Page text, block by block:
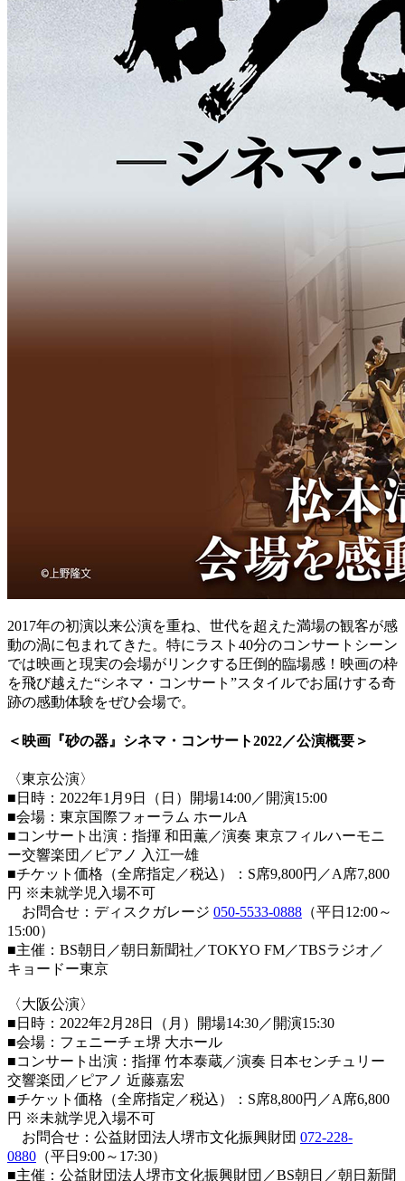
2017年の初演以来公演を重ね、世代を超えた満場の観客が感
動の渦に包まれてきた。特にラスト40分のコンサートシーン
では映画と現実の会場がリンクする圧倒的臨場感！映画の枠
を飛び越えた“シネマ・コンサート”スタイルでお届けする奇
跡の感動体験をぜひ会場で。
＜映画『砂の器』シネマ・コンサート2022／公演概要＞
〈東京公演〉
■日時：2022年1月9日（日）開場14:00／開演15:00
■会場：東京国際フォーラム ホールA
■コンサート出演：指揮 和田薫／演奏 東京フィルハーモニ
ー交響楽団／ピアノ 入江一雄
■チケット価格（全席指定／税込）：S席9,800円／A席7,800
円 ※未就学児入場不可
お問合せ：ディスクガレージ 050-5533-0888 （平日12:00～
15:00）
■主催：BS朝日／朝日新聞社／TOKYO FM／TBSラジオ／
キョードー東京
〈大阪公演〉
■日時：2022年2月28日（月）開場14:30／開演15:30
■会場：フェニーチェ堺 大ホール
■コンサート出演：指揮 竹本泰蔵／演奏 日本センチュリー
交響楽団／ピアノ 近藤嘉宏
■チケット価格（全席指定／税込）：S席8,800円／A席6,800
円 ※未就学児入場不可
お問合せ：公益財団法人堺市文化振興財団 072-228-
0880 （平日9:00～17:30）
■主催：公益財団法人堺市文化振興財団／BS朝日／朝日新聞